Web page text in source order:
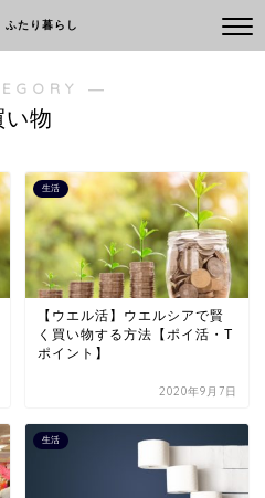
ふたり暮らし
―
い物
生活
【ウエル活】ウエルシアで賢
く買い物する方法【ポイ活・T
ポイント】
2020年9月7日
生活